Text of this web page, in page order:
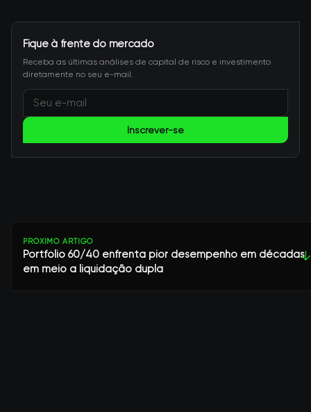
Fique à frente do mercado
Receba as últimas análises de capital de risco e investimento
diretamente no seu e-mail.
Inscrever-se
PRÓXIMO ARTIGO
Portfólio 60/40 enfrenta pior desempenho em décadas
em meio a liquidação dupla
↓